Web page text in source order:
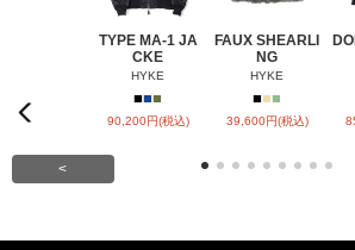
Previou
s
TYPE MA-1 JA
CKE
HYKE
■■■
90,200円(税込)
FAUX SHEARLI
NG
HYKE
■■■
39,600円(税込)
<